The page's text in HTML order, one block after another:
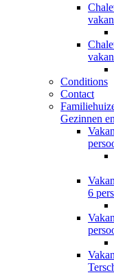
Conditions
Contact
Gezinnen
6